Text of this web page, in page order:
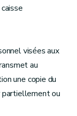
visées aux
au
une copie du
partiellement ou